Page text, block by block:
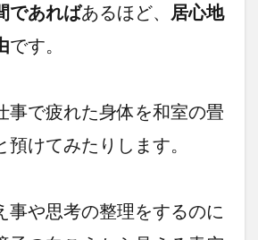
であればあるほど、 居心地
です。
事で疲れた身体を和室の畳
けてみたりします。
事や思考の整理をするのに